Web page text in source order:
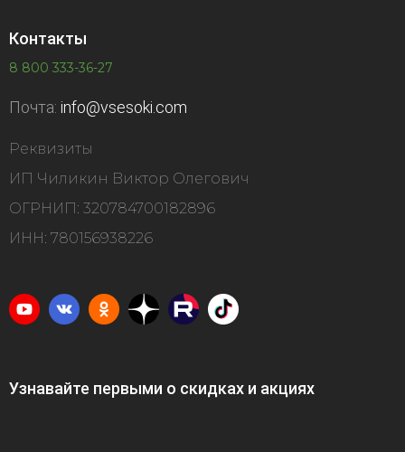
Контакты
8 800 333-36-27
Почта: info@vsesoki.com
Реквизиты
ИП Чиликин Виктор Олегович
ОГРНИП: 320784700182896
ИНН: 780156938226
Узнавайте первыми о скидках и акциях